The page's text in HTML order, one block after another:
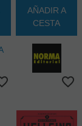
AÑADIR A
CESTA